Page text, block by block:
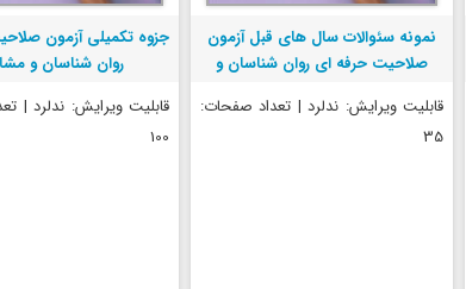
نمونه سئوالات سال های قبل آزمون
صلاحیت حرفه ای روان شناسان و
قابلیت ویرایش: ندلرد | تعداد صفحات:
35
جزوه تکمیلی آزمون
روان شناسان و
قابلیت ویرایش: ندلرد |
100